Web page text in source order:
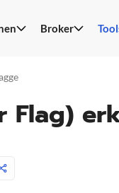
Broker
Flag)